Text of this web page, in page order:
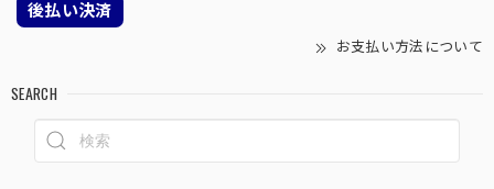
後払い決済
お支払い方法について
SEARCH